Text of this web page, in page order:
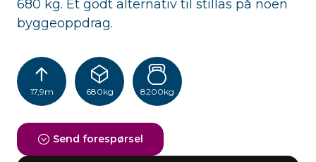
680 kg. Et godt alternativ til stillas på noen
byggeoppdrag.
17,9m 680kg 8200kg
Send forespørsel